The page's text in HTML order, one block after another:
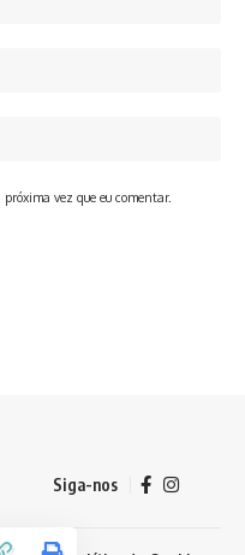
vez que eu comentar.
Siga-nos